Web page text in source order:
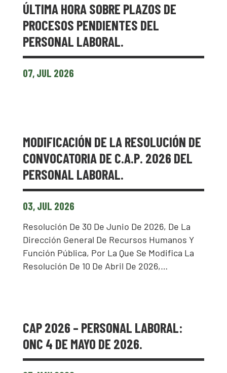
ÚLTIMA HORA SOBRE PLAZOS DE
PROCESOS PENDIENTES DEL
PERSONAL LABORAL.
07, JUL 2026
MODIFICACIÓN DE LA RESOLUCIÓN DE
CONVOCATORIA DE C.A.P. 2026 DEL
PERSONAL LABORAL.
03, JUL 2026
Resolución De 30 De Junio De 2026, De La
Dirección General De Recursos Humanos Y
Función Pública, Por La Que Se Modifica La
Resolución De 10 De Abril De 2026,…
CAP 2026 – PERSONAL LABORAL:
ONC 4 DE MAYO DE 2026.